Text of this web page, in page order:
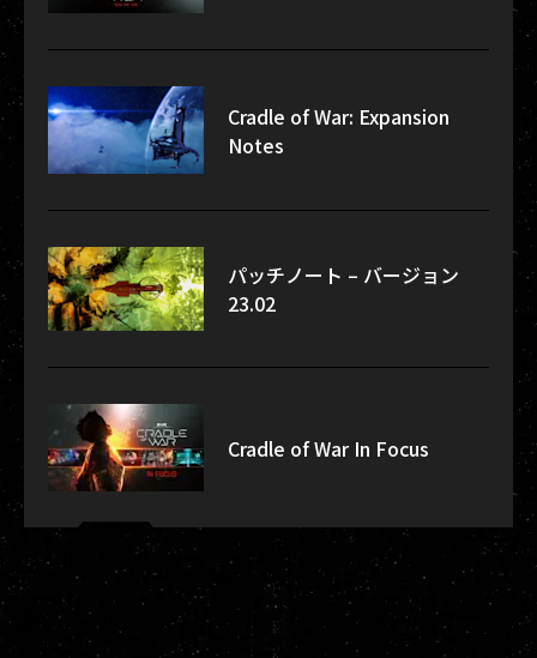
Cradle of War: Expansion
Notes
パッチノート – バージョン
23.02
Cradle of War In Focus